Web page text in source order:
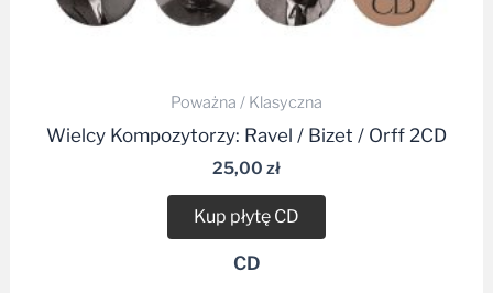
Poważna / Klasyczna
Wielcy Kompozytorzy: Ravel / Bizet / Orff 2CD
25,00 zł
Kup płytę CD
CD